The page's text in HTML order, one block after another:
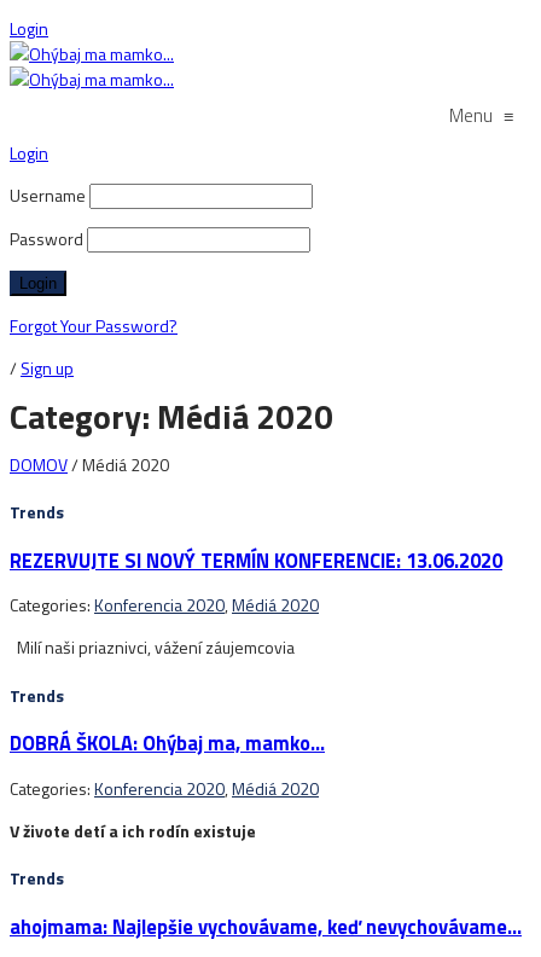
Login
Menu ≡
Login
Username
Password
Forgot Your Password?
/Sign up
Category: Médiá 2020
DOMOV/Médiá 2020
Trends
REZERVUJTE SI NOVÝ TERMÍN KONFERENCIE: 13.06.2020
Categories:Konferencia 2020,Médiá 2020
Milí naši priaznivci, vážení záujemcovia
Trends
DOBRÁ ŠKOLA: Ohýbaj ma, mamko…
Categories:Konferencia 2020,Médiá 2020
V živote detí a ich rodín existuje
Trends
ahojmama: Najlepšie vychovávame, keď nevychovávame…